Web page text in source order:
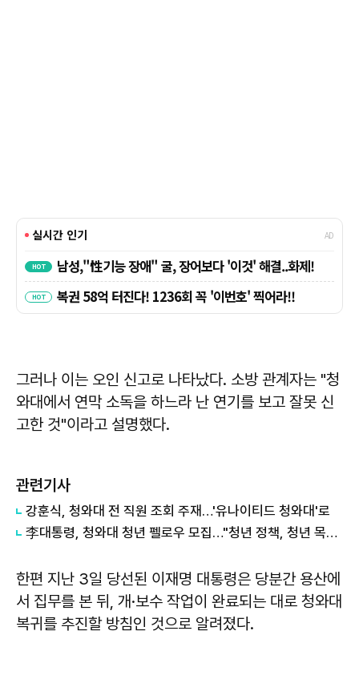
그러나 이는 오인 신고로 나타났다. 소방 관계자는 "청
와대에서 연막 소독을 하느라 난 연기를 보고 잘못 신
고한 것"이라고 설명했다.
관련기사
강훈식, 청와대 전 직원 조회 주재…'유나이티드 청와대'로
李대통령, 청와대 청년 펠로우 모집…"청년 정책, 청년 목소리로 출발해야"
한편 지난 3일 당선된 이재명 대통령은 당분간 용산에
서 집무를 본 뒤, 개·보수 작업이 완료되는 대로 청와대
복귀를 추진할 방침인 것으로 알려졌다.